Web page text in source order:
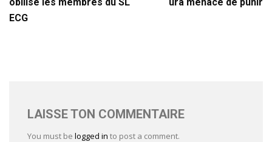
ECG
LAISSE TON COMMENTAIRE
You must be logged in to post a comment.